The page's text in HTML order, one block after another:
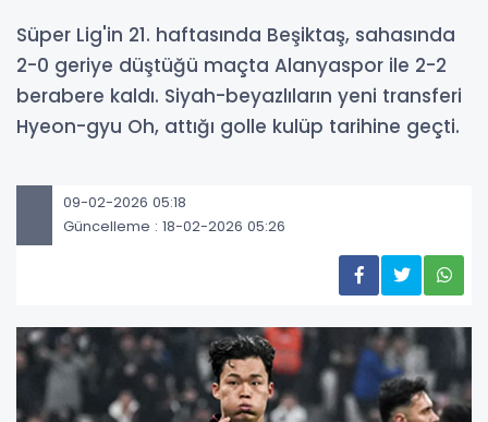
Süper Lig'in 21. haftasında Beşiktaş, sahasında
2-0 geriye düştüğü maçta Alanyaspor ile 2-2
berabere kaldı. Siyah-beyazlıların yeni transferi
Hyeon-gyu Oh, attığı golle kulüp tarihine geçti.
09-02-2026 05:18
Güncelleme : 18-02-2026 05:26